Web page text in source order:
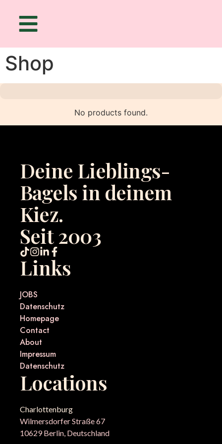
Shop
No products found.
Deine Lieblings-
Bagels in deinem
Kiez.
Seit 2003
Links
JOBS
Datenschutz
Homepage
Contact
About
Impressum
Datenschutz
Locations
Charlottenburg
Wilmersdorfer Straße 67
10629 Berlin, Deutschland